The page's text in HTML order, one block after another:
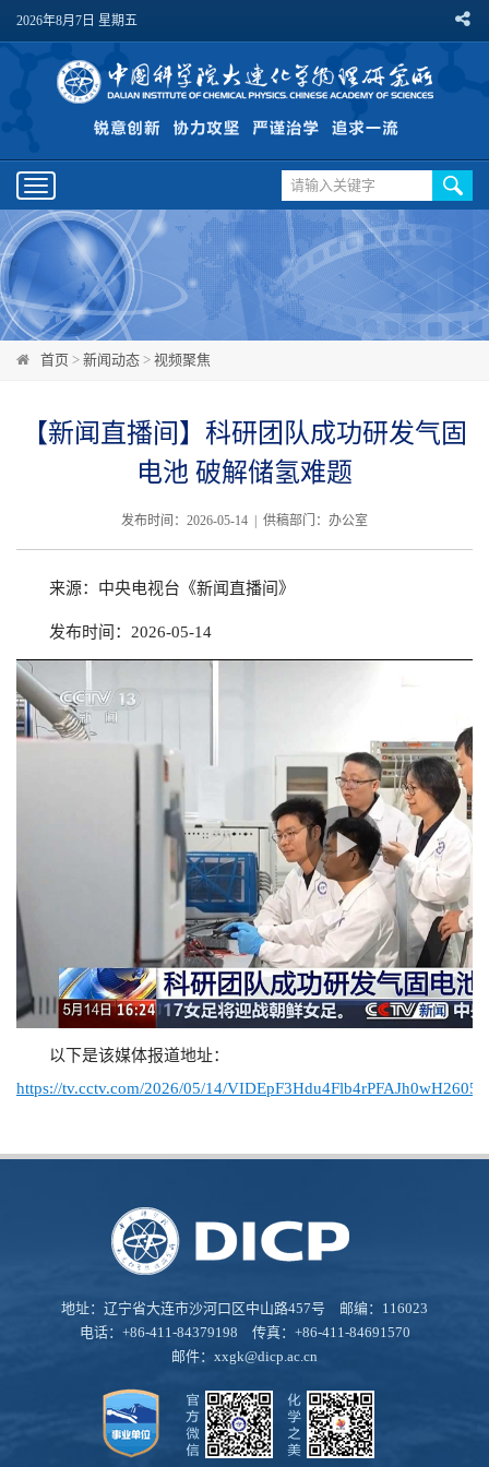
2026年8月7日 星期五
Toggle
navigation
首页 > 新闻动态 > 视频聚焦
【新闻直播间】科研团队成功研发气固
电池 破解储氢难题
发布时间：2026-05-14 | 供稿部门：办公室
来源：中央电视台《新闻直播间》
发布时间：2026-05-14
以下是该媒体报道地址：
https://tv.cctv.com/2026/05/14/
地址：辽宁省大连市沙河口区中山路457号 邮编：116023
电话：+86-411-84379198 传真：+86-411-84691570
邮件： xxgk@dicp.ac.cn